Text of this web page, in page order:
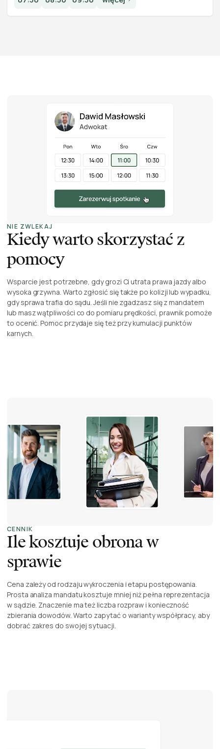
NIE ZWLEKAJ
Kiedy warto skorzystać z
pomocy
Wsparcie jest potrzebne, gdy grozi Ci utrata prawa jazdy albo
wysoka grzywna. Warto zgłosić się także po kolizji lub wypadku,
gdy sprawa trafia do sądu. Jeśli nie zgadzasz się z mandatem
lub masz wątpliwości co do pomiaru prędkości, prawnik pomoże
to ocenić. Pomoc przydaje się też przy kumulacji punktów
karnych.
CENNIK
Ile kosztuje obrona w
sprawie
Cena zależy od rodzaju wykroczenia i etapu postępowania.
Prosta analiza mandatu kosztuje mniej niż pełna reprezentacja
w sądzie. Znaczenie ma też liczba rozpraw i konieczność
zbierania dowodów. Warto zapytać o warianty współpracy, aby
dobrać zakres do swojej sytuacji.